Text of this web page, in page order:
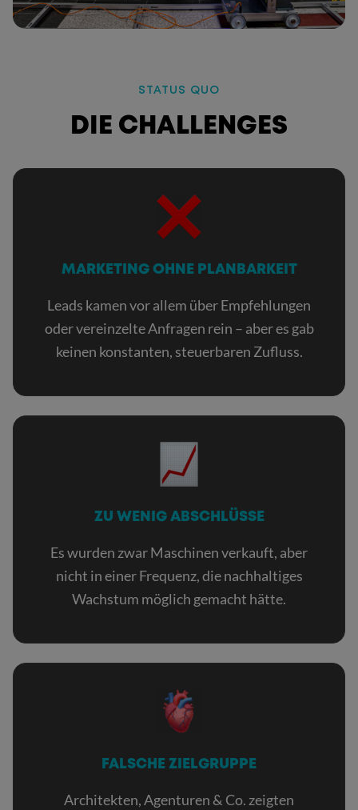
STATUS QUO
:DIE CHALLENGES
MARKETING OHNE PLANBARKEIT
Leads kamen vor allem über Empfehlungen
oder vereinzelte Anfragen rein – aber es gab
keinen konstanten, steuerbaren Zufluss.
ZU WENIG ABSCHLÜSSE
Es wurden zwar Maschinen verkauft, aber
nicht in einer Frequenz, die nachhaltiges
Wachstum möglich gemacht hätte.
FALSCHE ZIELGRUPPE
Architekten, Agenturen & Co. zeigten